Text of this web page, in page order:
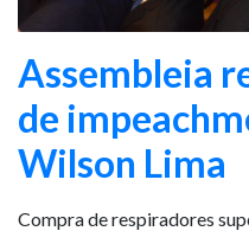
Assembleia
de
Wilson Lima
Compra de respiradores